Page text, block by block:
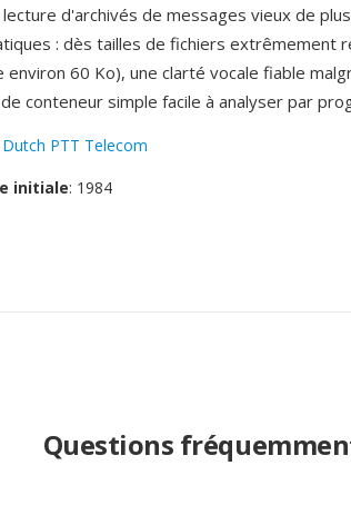
d'archivés de messages vieux de
: dès tailles de fichiers extrêmement
environ 60 Ko), une clarté vocale fiable
conteneur simple facile à analyser par
Dutch PTT Telecom
initiale: 1984
Questions